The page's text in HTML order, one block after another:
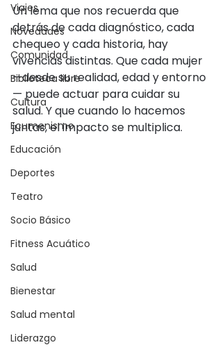
Viajes
Novedades
Comunidad
Biblioteca libre
Cultura
Ecumenismo
Educación
Deportes
Teatro
Socio Básico
Fitness Acuático
Salud
Bienestar
Salud mental
Liderazgo
Un lema que nos recuerda que
detrás de cada diagnóstico, cada
chequeo y cada historia, hay
vivencias distintas. Que cada mujer
—desde su realidad, edad y entorno
— puede actuar para cuidar su
salud. Y que cuando lo hacemos
juntas, el impacto se multiplica.